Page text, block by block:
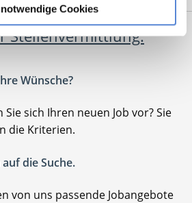
Cookies
Stellenvermittlung:
Wünsche?
Sie sich Ihren neuen Job vor? Sie
die Kriterien.
die Suche.
von uns passende Jobangebote